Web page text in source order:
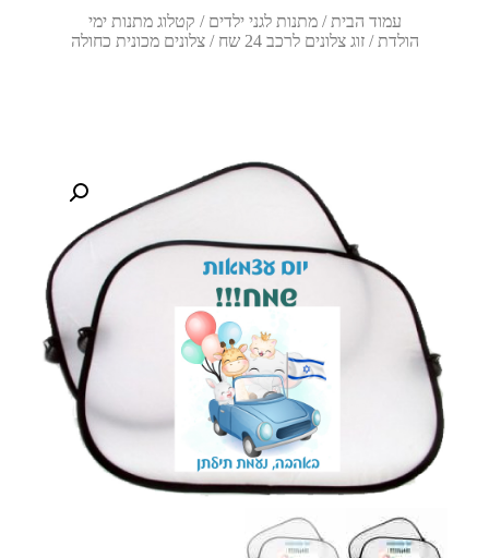
עמוד הבית /מתנות לגני ילדים / קטלוג מתנות ימי
הולדת /זוג צלונים לרכב 24 שח / צלונים מכונית כחולה